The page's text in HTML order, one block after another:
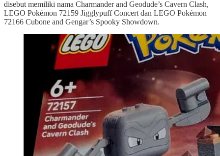
disebut memiliki nama Charmander and Geodude’s Cavern Clash,
LEGO Pokémon 72159 Jigglypuff Concert dan LEGO Pokémon
72166 Cubone and Gengar’s Spooky Showdown.